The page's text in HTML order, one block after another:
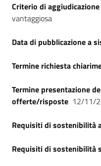
Criterio di aggiudicazione
vantaggiosa
Data di pubblicazione a
Termine richiesta
Termine presentazione
offerte/risposte 12/11/
Requisiti di sostenibilità
Requisiti di sostenibilità